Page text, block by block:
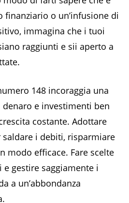
finanziario o un’infusione di
immagina che i tuoi
raggiunti e sii aperto a
148 incoraggia una
denaro e investimenti ben
costante. Adottare
saldare i debiti, risparmiare
modo efficace. Fare scelte
gestire saggiamente i
a un’abbondanza